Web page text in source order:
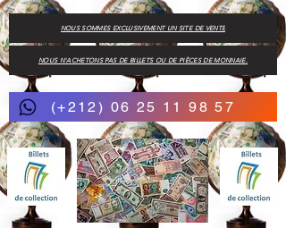
(+212) 06 25 11 98 57
NOUS N'ACHETONS PAS DE BILLETS OU DE PIÈCES DE MONNAIE.
NOUS SOMMES EXCLUSIVEMENT UN SITE DE VENTE